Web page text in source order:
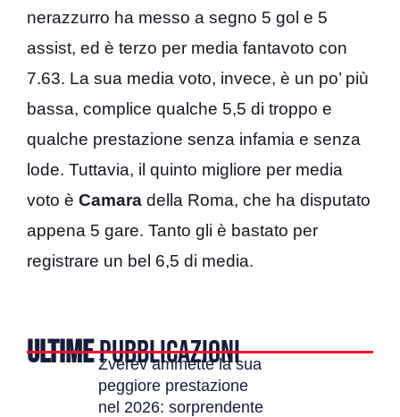
nerazzurro ha messo a segno 5 gol e 5
assist, ed è terzo per media fantavoto con
7.63. La sua media voto, invece, è un po’ più
bassa, complice qualche 5,5 di troppo e
qualche prestazione senza infamia e senza
lode. Tuttavia, il quinto migliore per media
voto è Camara della Roma, che ha disputato
appena 5 gare. Tanto gli è bastato per
registrare un bel 6,5 di media.
ULTIMEPUBBLICAZIONI
Zverev ammette la sua
peggiore prestazione
nel 2026: sorprendente